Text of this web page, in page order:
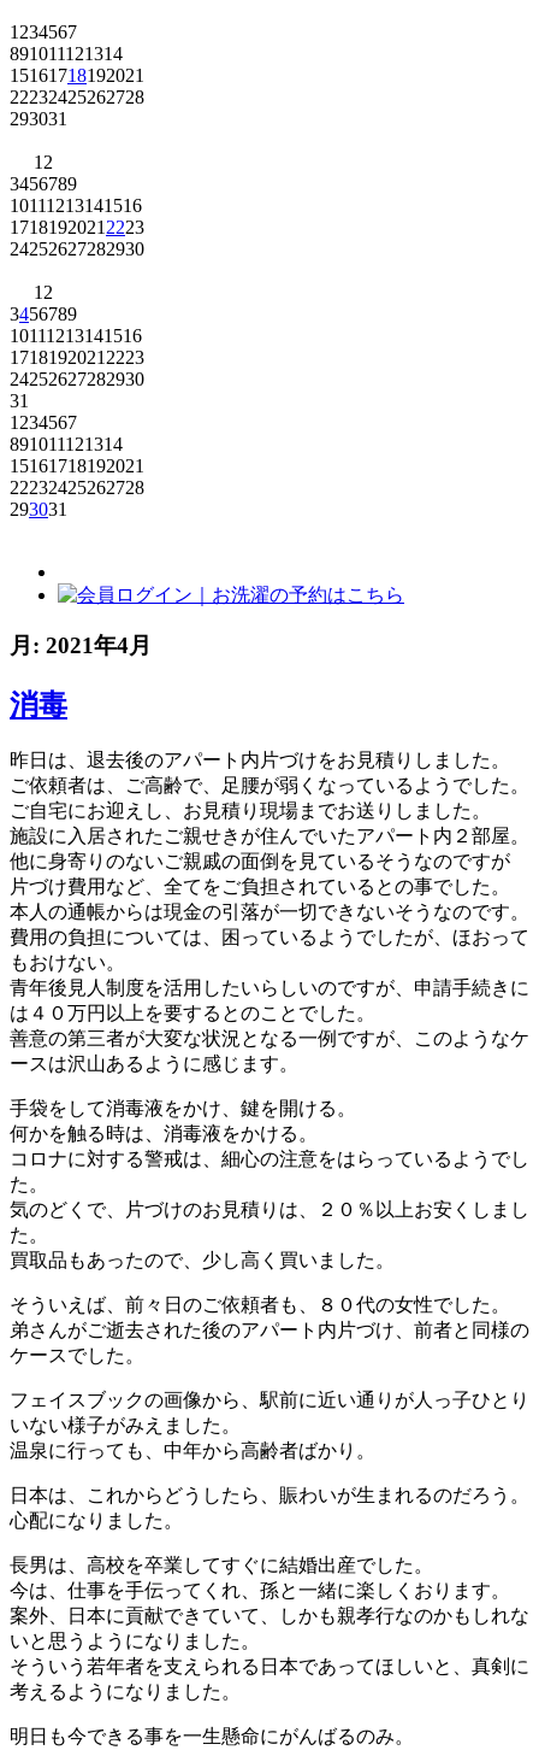
1 234567
891011121314
15161718192021
22232425262728
293031
1 2
3456789
10111213141516
1718192021 2223
24252627282930
1 2
3456789
10111213141516
1718192021 2223
24252627282930
31
1 234567
891011121314
15161718192021
22232425262728
293031
月: 2021年4月
消毒
昨日は、退去後のアパート内片づけをお見積りしました。
ご依頼者は、ご高齢で、足腰が弱くなっているようでした。
ご自宅にお迎えし、お見積り現場までお送りしました。
施設に入居されたご親せきが住んでいたアパート内２部屋。
他に身寄りのないご親戚の面倒を見ているそうなのですが
片づけ費用など、全てをご負担されているとの事でした。
本人の通帳からは現金の引落が一切できないそうなのです。
費用の負担については、困っているようでしたが、ほおって
もおけない。
青年後見人制度を活用したいらしいのですが、申請手続きに
は４０万円以上を要するとのことでした。
善意の第三者が大変な状況となる一例ですが、このようなケ
ースは沢山あるように感じます。
手袋をして消毒液をかけ、鍵を開ける。
何かを触る時は、消毒液をかける。
コロナに対する警戒は、細心の注意をはらっているようでし
た。
気のどくで、片づけのお見積りは、２０％以上お安くしまし
た。
買取品もあったので、少し高く買いました。
そういえば、前々日のご依頼者も、８０代の女性でした。
弟さんがご逝去された後のアパート内片づけ、前者と同様の
ケースでした。
フェイスブックの画像から、駅前に近い通りが人っ子ひとり
いない様子がみえました。
温泉に行っても、中年から高齢者ばかり。
日本は、これからどうしたら、賑わいが生まれるのだろう。
心配になりました。
長男は、高校を卒業してすぐに結婚出産でした。
今は、仕事を手伝ってくれ、孫と一緒に楽しくおります。
案外、日本に貢献できていて、しかも親孝行なのかもしれな
いと思うようになりました。
そういう若年者を支えられる日本であってほしいと、真剣に
考えるようになりました。
明日も今できる事を一生懸命にがんばるのみ。